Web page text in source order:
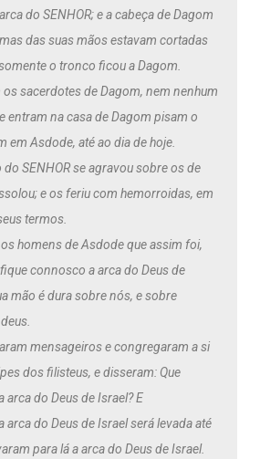
do SENHOR; e a cabeça de Dagom
das suas mãos estavam cortadas
o tronco ficou a Dagom.
sacerdotes de Dagom, nem nenhum
entram na casa de Dagom pisam o
em Asdode, até ao dia de hoje.
SENHOR se agravou sobre os de
e os feriu com hemorroidas, em
termos.
homens de Asdode que assim foi,
connosco a arca do Deus de
mão é dura sobre nós, e sobre
mensageiros e congregaram a si
dos filisteus, e disseram: Que
arca do Deus de Israel? E
arca do Deus de Israel será levada até
para lá a arca do Deus de Israel.